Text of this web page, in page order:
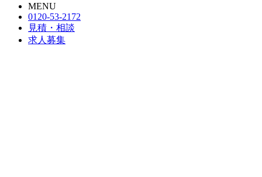
MENU
0120-53-2172
見積・相談
求人募集